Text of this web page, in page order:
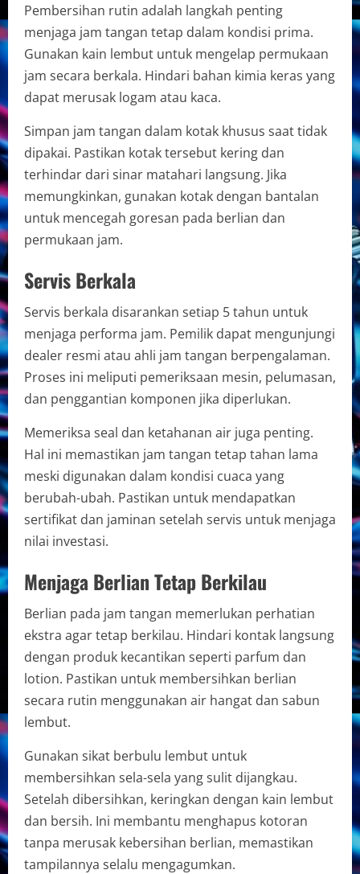
Pembersihan rutin adalah langkah penting
menjaga jam tangan tetap dalam kondisi prima.
Gunakan kain lembut untuk mengelap permukaan
jam secara berkala. Hindari bahan kimia keras yang
dapat merusak logam atau kaca.
Simpan jam tangan dalam kotak khusus saat tidak
dipakai. Pastikan kotak tersebut kering dan
terhindar dari sinar matahari langsung. Jika
memungkinkan, gunakan kotak dengan bantalan
untuk mencegah goresan pada berlian dan
permukaan jam.
Servis Berkala
Servis berkala disarankan setiap 5 tahun untuk
menjaga performa jam. Pemilik dapat mengunjungi
dealer resmi atau ahli jam tangan berpengalaman.
Proses ini meliputi pemeriksaan mesin, pelumasan,
dan penggantian komponen jika diperlukan.
Memeriksa seal dan ketahanan air juga penting.
Hal ini memastikan jam tangan tetap tahan lama
meski digunakan dalam kondisi cuaca yang
berubah-ubah. Pastikan untuk mendapatkan
sertifikat dan jaminan setelah servis untuk menjaga
nilai investasi.
Menjaga Berlian Tetap Berkilau
Berlian pada jam tangan memerlukan perhatian
ekstra agar tetap berkilau. Hindari kontak langsung
dengan produk kecantikan seperti parfum dan
lotion. Pastikan untuk membersihkan berlian
secara rutin menggunakan air hangat dan sabun
lembut.
Gunakan sikat berbulu lembut untuk
membersihkan sela-sela yang sulit dijangkau.
Setelah dibersihkan, keringkan dengan kain lembut
dan bersih. Ini membantu menghapus kotoran
tanpa merusak kebersihan berlian, memastikan
tampilannya selalu mengagumkan.